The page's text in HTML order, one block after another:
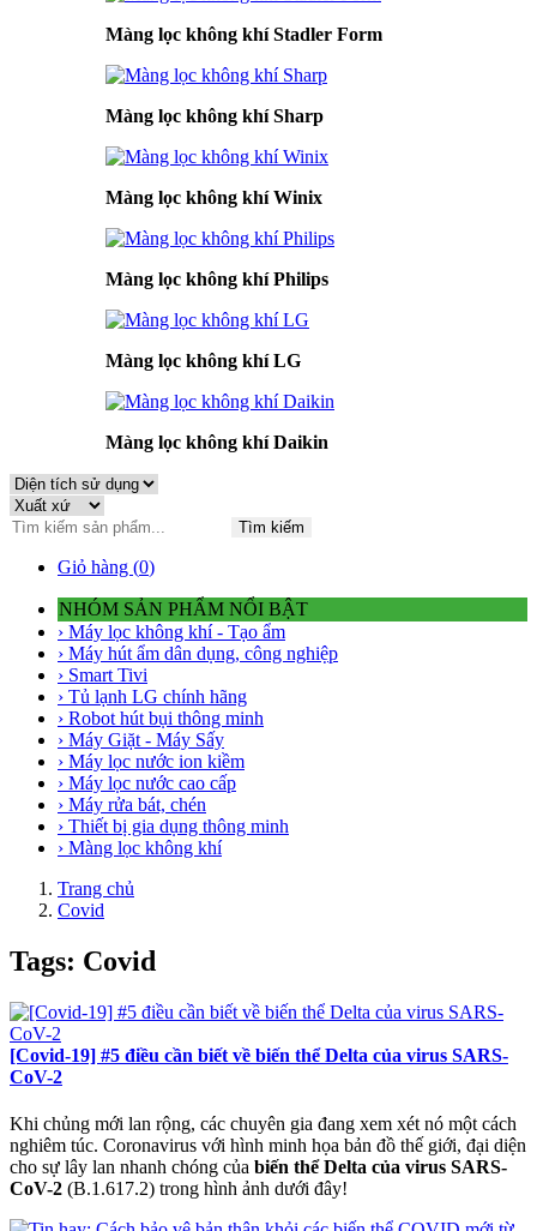
Màng lọc không khí Stadler Form
Màng lọc không khí Sharp
Màng lọc không khí Winix
Màng lọc không khí Philips
Màng lọc không khí LG
Màng lọc không khí Daikin
Tìm kiếm
Giỏ hàng (0)
NHÓM SẢN PHẨM NỔI BẬT
› Máy lọc không khí - Tạo ẩm
› Máy hút ẩm dân dụng, công nghiệp
› Smart Tivi
› Tủ lạnh LG chính hãng
› Robot hút bụi thông minh
› Máy Giặt - Máy Sấy
› Máy lọc nước ion kiềm
› Máy lọc nước cao cấp
› Máy rửa bát, chén
› Thiết bị gia dụng thông minh
› Màng lọc không khí
Trang chủ
Covid
Tags: Covid
[Covid-19] #5 điều cần biết về biến thể Delta của virus SARS-
CoV-2
Khi chủng mới lan rộng, các chuyên gia đang xem xét nó một cách
nghiêm túc. Coronavirus với hình minh họa bản đồ thế giới, đại diện
cho sự lây lan nhanh chóng của biến thể Delta của virus SARS-
CoV-2 (B.1.617.2) trong hình ảnh dưới đây!